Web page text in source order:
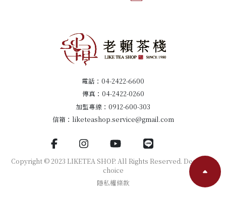
電話： 04-2422-6600
傳真：04-2422-0260
加盟專線： 0912-600-303
信箱： liketeashop.service@gmail.com
Copyright © 2023 LIKETEA SHOP. All Rights Reserved. Design by
choice
隱私權條款